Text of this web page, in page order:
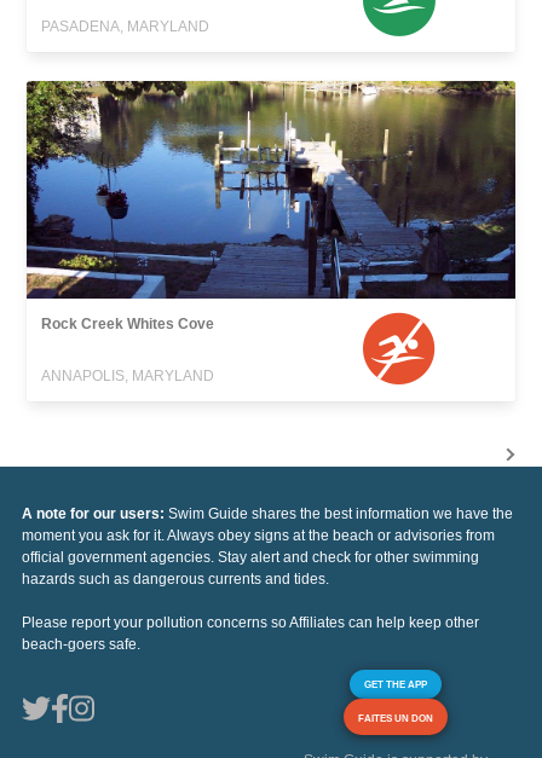
PASADENA, MARYLAND
Rock Creek Whites Cove
ANNAPOLIS, MARYLAND
A note for our users: Swim Guide shares the best information we have the
moment you ask for it. Always obey signs at the beach or advisories from
official government agencies. Stay alert and check for other swimming
hazards such as dangerous currents and tides.
Please report your pollution concerns so Affiliates can help keep other
beach-goers safe.
GET THE APP
FAITES UN DON